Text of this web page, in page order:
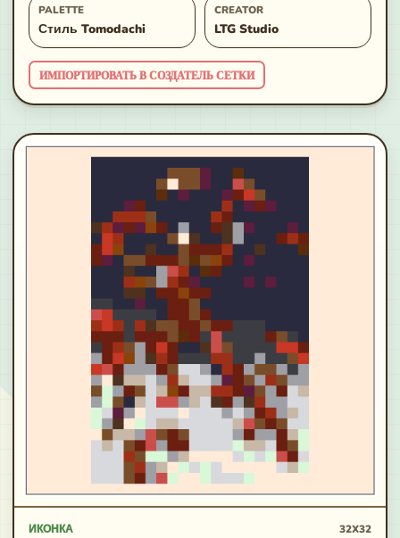
PALETTE
Стиль Tomodachi
CREATOR
LTG Studio
ИМПОРТИРОВАТЬ В СОЗДАТЕЛЬ СЕТКИ
ИКОНКА 32X32